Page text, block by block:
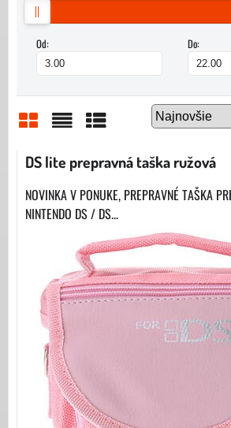
Od: Do:
MriežkaZoznam Tabuľka
DS lite prepravná taška ružová
NOVINKA V PONUKE, PREPRAVNÉ TAŠKA
NINTENDO DS / DS...